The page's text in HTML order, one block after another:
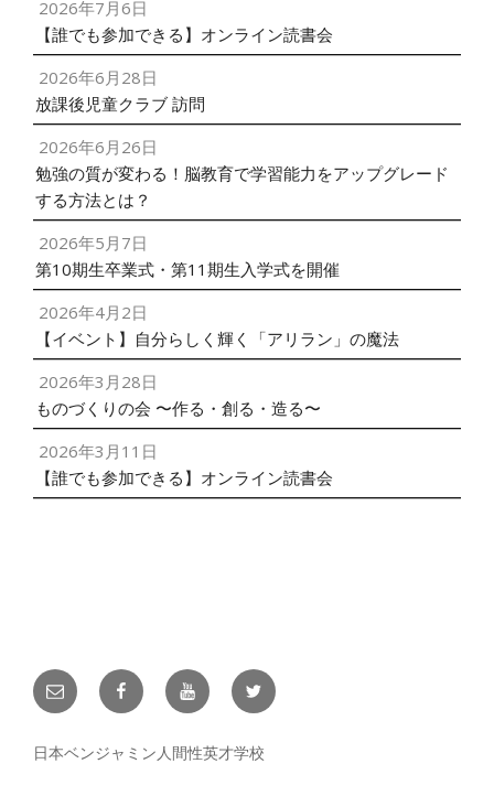
2026年7月6日
【誰でも参加できる】オンライン読書会
2026年6月28日
放課後児童クラブ 訪問
2026年6月26日
勉強の質が変わる！脳教育で学習能力をアップグレード
する方法とは？
2026年5月7日
第10期生卒業式・第11期生入学式を開催
2026年4月2日
【イベント】自分らしく輝く「アリラン」の魔法
2026年3月28日
ものづくりの会 〜作る・創る・造る〜
2026年3月11日
【誰でも参加できる】オンライン読書会
メ
ー
ル
facebookYouTubetwitter
日本ベンジャミン人間性英才学校